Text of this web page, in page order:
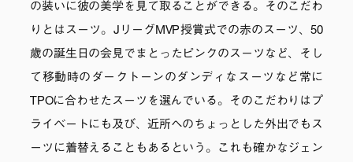
の装いに彼の美学を見て取ることができる。そのこだわ
りとはスーツ。JリーグMVP授賞式での赤のスーツ、50
歳の誕生日の会見でまとったピンクのスーツなど、そし
て移動時のダークトーンのダンディなスーツなど常に
TPOに合わせたスーツを選んでいる。そのこだわりはプ
ライベートにも及び、近所へのちょっとした外出でもス
ーツに着替えることもあるという。これも確かなジェン